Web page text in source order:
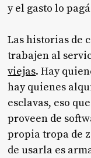
y el gasto lo
Las historias de
trabajen al
viejas. Hay
hay quienes
esclavas, eso
proveen de
propia tropa de
de usarla es